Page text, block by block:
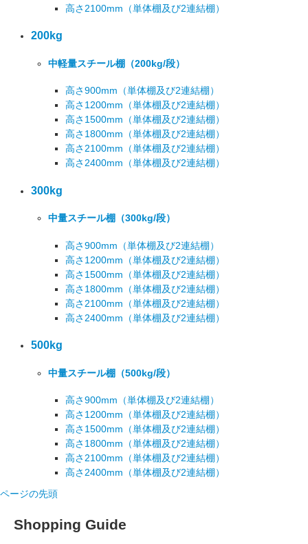
高さ2100mm （単体棚及び2連結棚）
200kg
中軽量スチール棚 （200kg/段）
高さ900mm （単体棚及び2連結棚）
高さ1200mm （単体棚及び2連結棚）
高さ1500mm （単体棚及び2連結棚）
高さ1800mm （単体棚及び2連結棚）
高さ2100mm （単体棚及び2連結棚）
高さ2400mm （単体棚及び2連結棚）
300kg
中量スチール棚 （300kg/段）
高さ900mm （単体棚及び2連結棚）
高さ1200mm （単体棚及び2連結棚）
高さ1500mm （単体棚及び2連結棚）
高さ1800mm （単体棚及び2連結棚）
高さ2100mm （単体棚及び2連結棚）
高さ2400mm （単体棚及び2連結棚）
500kg
中量スチール棚 （500kg/段）
高さ900mm （単体棚及び2連結棚）
高さ1200mm （単体棚及び2連結棚）
高さ1500mm （単体棚及び2連結棚）
高さ1800mm （単体棚及び2連結棚）
高さ2100mm （単体棚及び2連結棚）
高さ2400mm （単体棚及び2連結棚）
ページの先頭
Shopping Guide